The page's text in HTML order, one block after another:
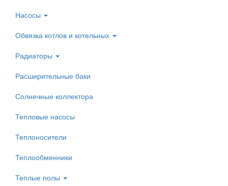
Насосы
Обвязка котлов и котельных
Радиаторы
Расширительные баки
Солнечные коллектора
Тепловые насосы
Теплоносители
Теплообменники
Теплые полы